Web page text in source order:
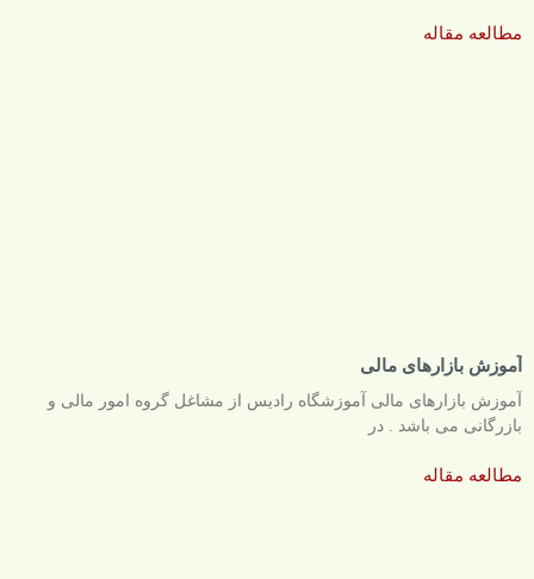
مطالعه مقاله
آموزش بازارهای مالی
آموزش بازارهای مالی آموزشگاه رادیس از مشاغل گروه امور مالی و
بازرگانی می باشد . در
مطالعه مقاله